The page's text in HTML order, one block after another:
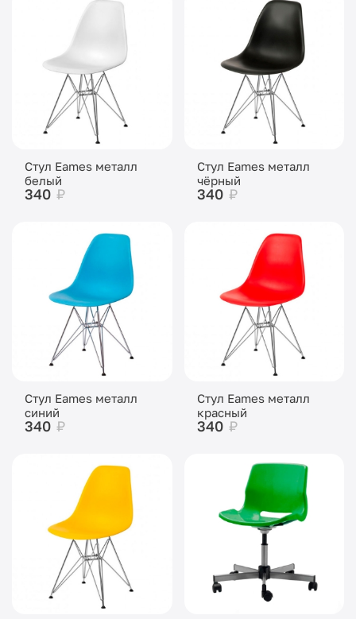
Стул Eames металл
белый
340 ₽
Стул Eames металл
чёрный
340 ₽
Стул Eames металл
синий
340 ₽
Стул Eames металл
красный
340 ₽